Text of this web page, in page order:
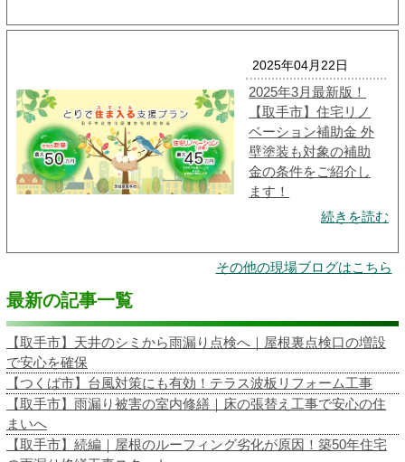
2025年04月22日
2025年3月最新版！
【取手市】住宅リノ
ベーション補助金 外
壁塗装も対象の補助
金の条件をご紹介し
ます！
続きを読む
その他の現場ブログはこちら
最新の記事一覧
【取手市】天井のシミから雨漏り点検へ｜屋根裏点検口の増設
で安心を確保
【つくば市】台風対策にも有効！テラス波板リフォーム工事
【取手市】雨漏り被害の室内修繕｜床の張替え工事で安心の住
まいへ
【取手市】続編｜屋根のルーフィング劣化が原因！築50年住宅